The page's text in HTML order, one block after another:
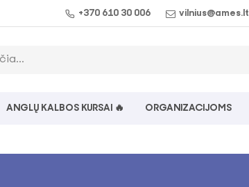
+370 610 30 006 vilnius@ames.lt
ANGLŲ KALBOS KURSAI 🔥 ORGANIZACIJOMS